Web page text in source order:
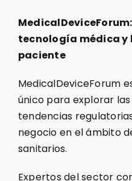
tecnología médica y
paciente
MedicalDeviceForum
único para explorar
tendencias
negocio en el ámbito
sanitarios.
Expertos del sector